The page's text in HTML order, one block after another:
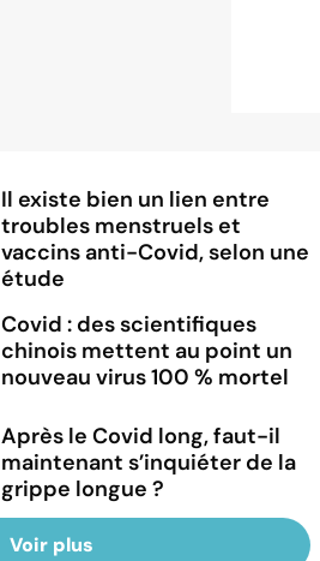
Il existe bien un lien entre
troubles menstruels et
vaccins anti-Covid, selon une
étude
Covid : des scientifiques
chinois mettent au point un
nouveau virus 100 % mortel
Après le Covid long, faut-il
maintenant s’inquiéter de la
grippe longue ?
Voir plus